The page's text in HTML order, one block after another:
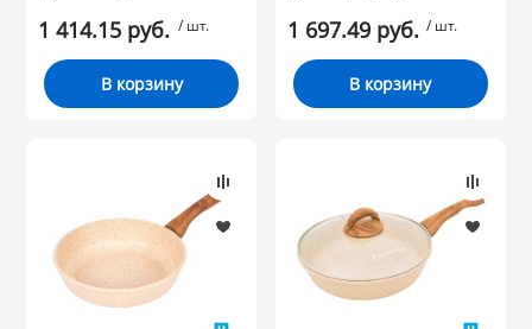
1 414.15 руб. / шт.
В корзину
1 697.49 руб. / шт.
В корзину